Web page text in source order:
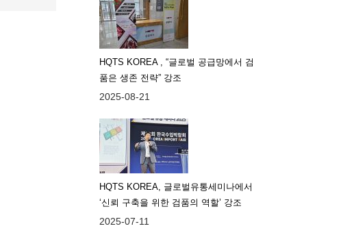
HQTS KOREA , “글로벌 공급망에서 검
품은 생존 전략” 강조
2025-08-21
HQTS KOREA, 글로벌유통세미나에서
‘신뢰 구축을 위한 검품의 역할’ 강조
2025-07-11